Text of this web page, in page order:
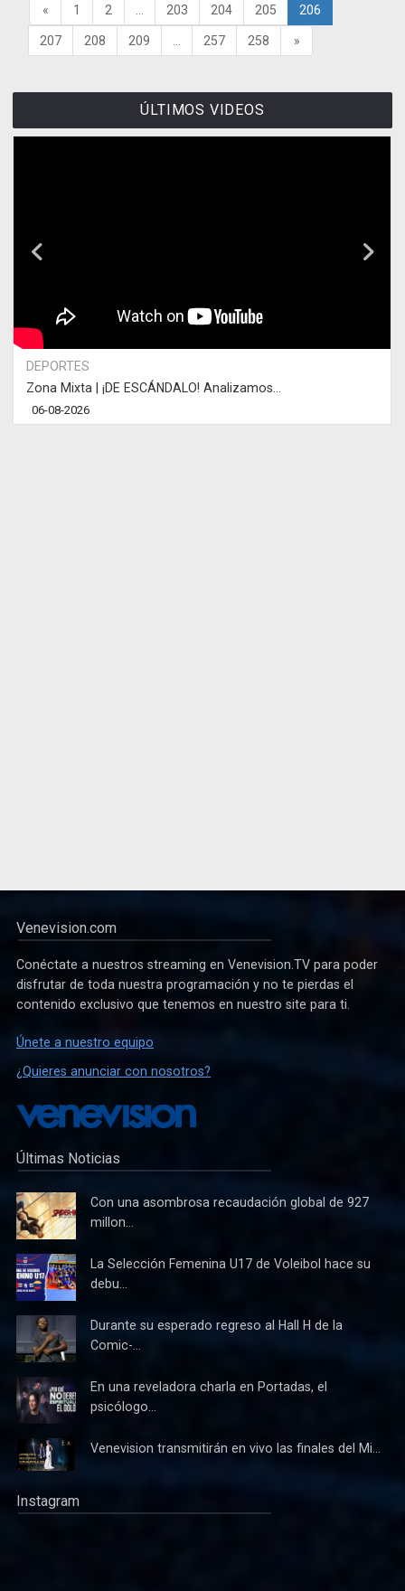
« 1 2 203 204 205 206
207 208 209 257 258 »
ÚLTIMOS VIDEOS
DEPORTES
Zona Mixta | ¡DE ESCÁNDALO! Analizamos...
06-08-2026
Venevision.com
Conéctate a nuestros streaming en Venevision.TV para poder
disfrutar de toda nuestra programación y no te pierdas el
contenido exclusivo que tenemos en nuestro site para ti.
Únete a nuestro equipo
¿Quieres anunciar con nosotros?
Últimas Noticias
Con una asombrosa recaudación global de 927
millon...
La Selección Femenina U17 de Voleibol hace su
debu...
Durante su esperado regreso al Hall H de la
Comic-...
En una reveladora charla en Portadas, el
psicólogo...
Venevision transmitirán en vivo las finales del Mi...
Instagram